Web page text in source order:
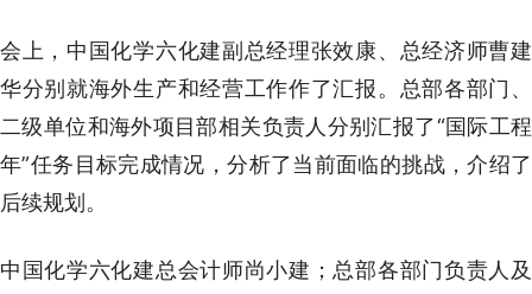
会上，中国化学六化建副总经理张效康、总经济师曹建
华分别就海外生产和经营工作作了汇报。总部各部门、
二级单位和海外项目部相关负责人分别汇报了“国际工程
年”任务目标完成情况，分析了当前面临的挑战，介绍了
后续规划。
中国化学六化建总会计师尚小建；总部各部门负责人及